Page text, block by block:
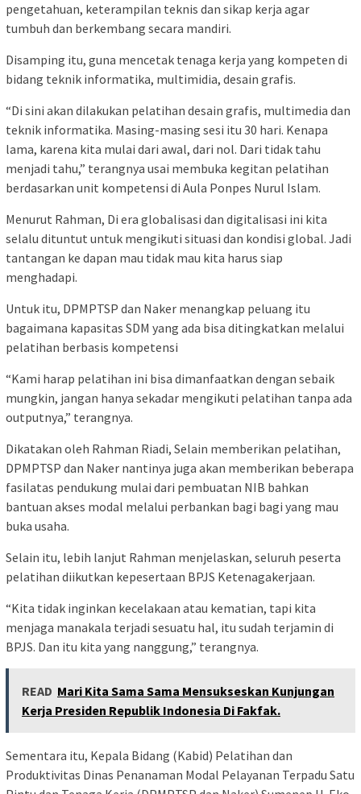
pengetahuan, keterampilan teknis dan sikap kerja agar
tumbuh dan berkembang secara mandiri.
Disamping itu, guna mencetak tenaga kerja yang kompeten di
bidang teknik informatika, multimidia, desain grafis.
“Di sini akan dilakukan pelatihan desain grafis, multimedia dan
teknik informatika. Masing-masing sesi itu 30 hari. Kenapa
lama, karena kita mulai dari awal, dari nol. Dari tidak tahu
menjadi tahu,” terangnya usai membuka kegitan pelatihan
berdasarkan unit kompetensi di Aula Ponpes Nurul Islam.
Menurut Rahman, Di era globalisasi dan digitalisasi ini kita
selalu dituntut untuk mengikuti situasi dan kondisi global. Jadi
tantangan ke dapan mau tidak mau kita harus siap
menghadapi.
Untuk itu, DPMPTSP dan Naker menangkap peluang itu
bagaimana kapasitas SDM yang ada bisa ditingkatkan melalui
pelatihan berbasis kompetensi
“Kami harap pelatihan ini bisa dimanfaatkan dengan sebaik
mungkin, jangan hanya sekadar mengikuti pelatihan tanpa ada
outputnya,” terangnya.
Dikatakan oleh Rahman Riadi, Selain memberikan pelatihan,
DPMPTSP dan Naker nantinya juga akan memberikan beberapa
fasilatas pendukung mulai dari pembuatan NIB bahkan
bantuan akses modal melalui perbankan bagi bagi yang mau
buka usaha.
Selain itu, lebih lanjut Rahman menjelaskan, seluruh peserta
pelatihan diikutkan kepesertaan BPJS Ketenagakerjaan.
“Kita tidak inginkan kecelakaan atau kematian, tapi kita
menjaga manakala terjadi sesuatu hal, itu sudah terjamin di
BPJS. Dan itu kita yang nanggung,” terangnya.
READ Mari Kita Sama Sama Mensukseskan Kunjungan
Kerja Presiden Republik Indonesia Di Fakfak.
Sementara itu, Kepala Bidang (Kabid) Pelatihan dan
Produktivitas Dinas Penanaman Modal Pelayanan Terpadu Satu